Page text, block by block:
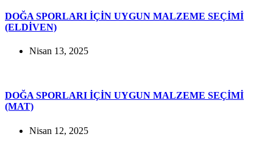
DOĞA SPORLARI İÇİN UYGUN MALZEME SEÇİMİ
(ELDİVEN)
Nisan 13, 2025
DOĞA SPORLARI İÇİN UYGUN MALZEME SEÇİMİ
(MAT)
Nisan 12, 2025